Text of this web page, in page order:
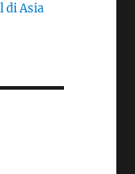
di Asia